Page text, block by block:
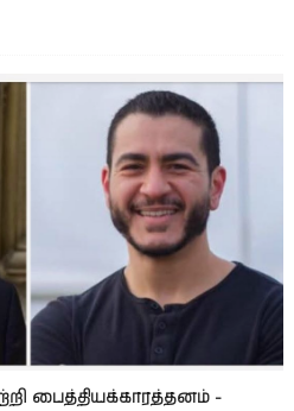
பைத்தியக்காரத்தனம் -